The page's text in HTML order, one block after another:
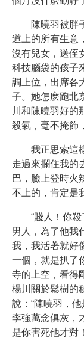
陳曉羽被胖
道上的所有生意
沒有兒女，送侄
科技腦袋的孩子
調上位，出席各
子。她怎麽跑北
川和陳曉羽好的
殺氣，毫不掩飾
我正思索這
走過來攔住我的
巴，臉上登時火
不上的，肯定是
“賤人！你
男人，為了他我
我，我活著就好
一個，就是扒了
寺的上空，看得
楊川關於鬆樹的
說：“陳曉羽，
李強萬念俱灰，
是你害死他才對